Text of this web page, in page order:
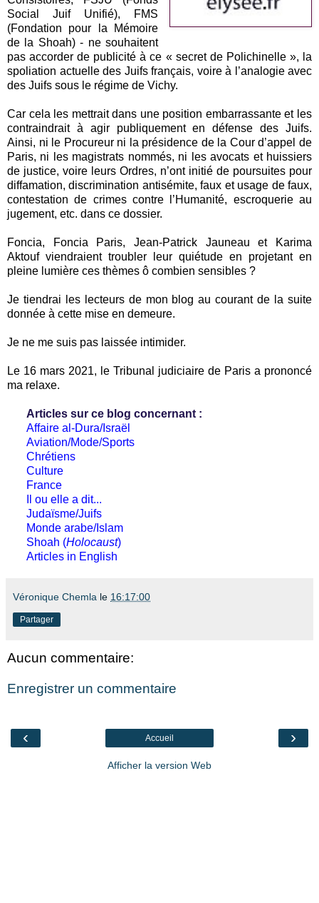
Social Juif Unifié), FMS
(Fondation pour la Mémoire
de la Shoah) - ne souhaitent
pas accorder de publicité à ce « secret de Polichinelle », la
spoliation actuelle des Juifs français, voire à l’analogie avec
des Juifs sous le régime de Vichy.
Car cela les mettrait dans une position embarrassante et les
contraindrait à agir publiquement en défense des Juifs.
Ainsi, ni le Procureur ni la présidence de la Cour d’appel de
Paris, ni les magistrats nommés, ni les avocats et huissiers
de justice, voire leurs Ordres, n’ont initié de poursuites pour
diffamation, discrimination antisémite, faux et usage de faux,
contestation de crimes contre l’Humanité, escroquerie au
jugement, etc. dans ce dossier.
Foncia, Foncia Paris, Jean-Patrick Jauneau et Karima
Aktouf viendraient troubler leur quiétude en projetant en
pleine lumière ces thèmes ô combien sensibles ?
Je tiendrai les lecteurs de mon blog au courant de la suite
donnée à cette mise en demeure.
Je ne me suis pas laissée intimider.
Le 16 mars 2021, le Tribunal judiciaire de Paris a prononcé
ma relaxe.
Articles sur ce blog concernant :
Affaire al-Dura/Israël
Aviation/Mode/Sports
Chrétiens
Culture
France
Il ou elle a dit...
Judaïsme/Juifs
Monde arabe/Islam
Shoah (Holocaust)
Articles in English
Véronique Chemla le 16:17:00
Partager
Aucun commentaire:
Enregistrer un commentaire
‹ ›
Accueil
Afficher la version Web